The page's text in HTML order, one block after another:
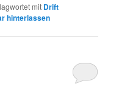
mit Drift
hinterlassen